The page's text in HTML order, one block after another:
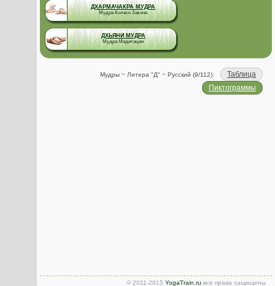
ДХАРМАЧАКРА МУДРА
Мудра Колесо Закона
ДХЬЯНИ МУДРА
Мудра Медитации
Мудры ~ Литера "Д" ~ Русский (9/112):
Таблица
Пиктограммы
© 2011-2015 YogaTrain.ru все права защищены